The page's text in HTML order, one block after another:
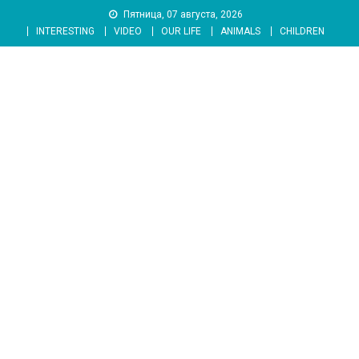
content
Пятница, 07 августа, 2026
INTERESTING
VIDEO OUR LIFE ANIMALS CHILDREN